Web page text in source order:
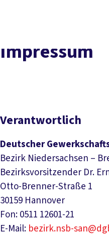
Impressum
Verantwortlich
Deutscher
Bezirk Niedersachsen –
Bezirksvorsitzender Dr.
Otto-Brenner-Straße 1
30159 Hannover
Fon: 0511 12601-21
E-Mail: bezirk.nsb-